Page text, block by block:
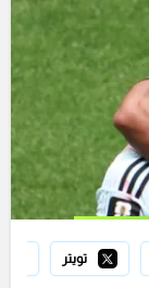
تويتر